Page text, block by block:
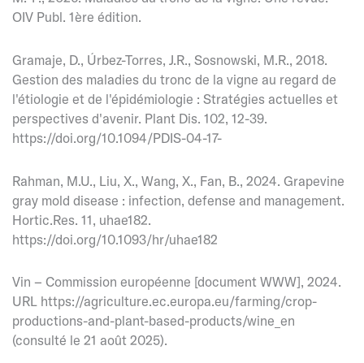
OIV Publ. 1ère édition.
Gramaje, D., Úrbez-Torres, J.R., Sosnowski, M.R., 2018.
Gestion des maladies du tronc de la vigne au regard de
l'étiologie et de l'épidémiologie : Stratégies actuelles et
perspectives d'avenir. Plant Dis. 102, 12-39.
https://doi.org/10.1094/PDIS-04-17-
Rahman, M.U., Liu, X., Wang, X., Fan, B., 2024. Grapevine
gray mold disease : infection, defense and management.
Hortic.Res. 11, uhae182.
https://doi.org/10.1093/hr/uhae182
Vin – Commission européenne [document WWW], 2024.
URL https://agriculture.ec.europa.eu/farming/crop-
productions-and-plant-based-products/wine_en
(consulté le 21 août 2025).